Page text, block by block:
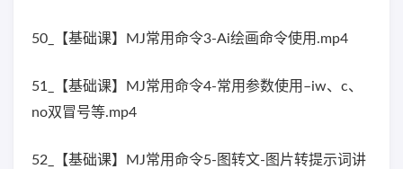
50_【基础课】MJ常用命令3-Ai绘画命令使用.mp4
51_【基础课】MJ常用命令4-常用参数使用–iw、c、
no双冒号等.mp4
52_【基础课】MJ常用命令5-图转文-图片转提示词讲